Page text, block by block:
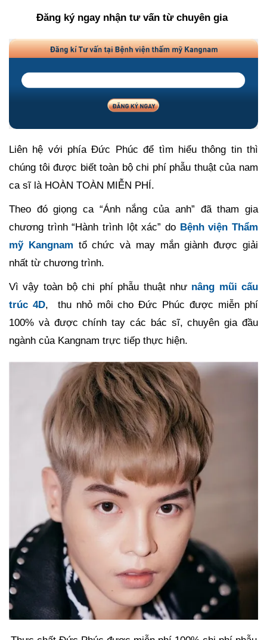
Đăng ký ngay nhận tư vấn từ chuyên gia
Liên hệ với phía Đức Phúc để tìm hiểu thông tin thì
chúng tôi được biết toàn bộ chi phí phẫu thuật của nam
ca sĩ là HOÀN TOÀN MIỄN PHÍ.
Theo đó giọng ca “Ánh nắng của anh” đã tham gia
chương trình “Hành trình lột xác” do Bệnh viện Thẩm
mỹ Kangnam tổ chức và may mắn giành được giải
nhất từ chương trình.
Vì vậy toàn bộ chi phí phẫu thuật như nâng mũi cấu
trúc 4D, thu nhỏ môi cho Đức Phúc được miễn phí
100% và được chính tay các bác sĩ, chuyên gia đầu
ngành của Kangnam trực tiếp thực hiện.